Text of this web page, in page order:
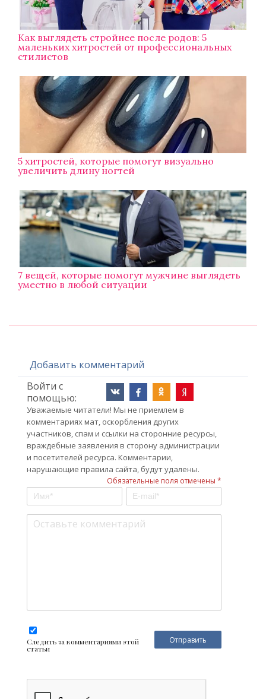
Как выглядеть стройнее после родов: 5
маленьких хитростей от профессиональных
стилистов
5 хитростей, которые помогут визуально
увеличить длину ногтей
7 вещей, которые помогут мужчине выглядеть
уместно в любой ситуации
Добавить комментарий
Войти с
помощью:
Уважаемые читатели! Мы не приемлем в
комментариях мат, оскорбления других
участников, спам и ссылки на сторонние ресурсы,
враждебные заявления в сторону администрации
и посетителей ресурса. Комментарии,
нарушающие правила сайта, будут удалены.
Обязательные поля отмечены *
Следить за комментариями этой
статьи